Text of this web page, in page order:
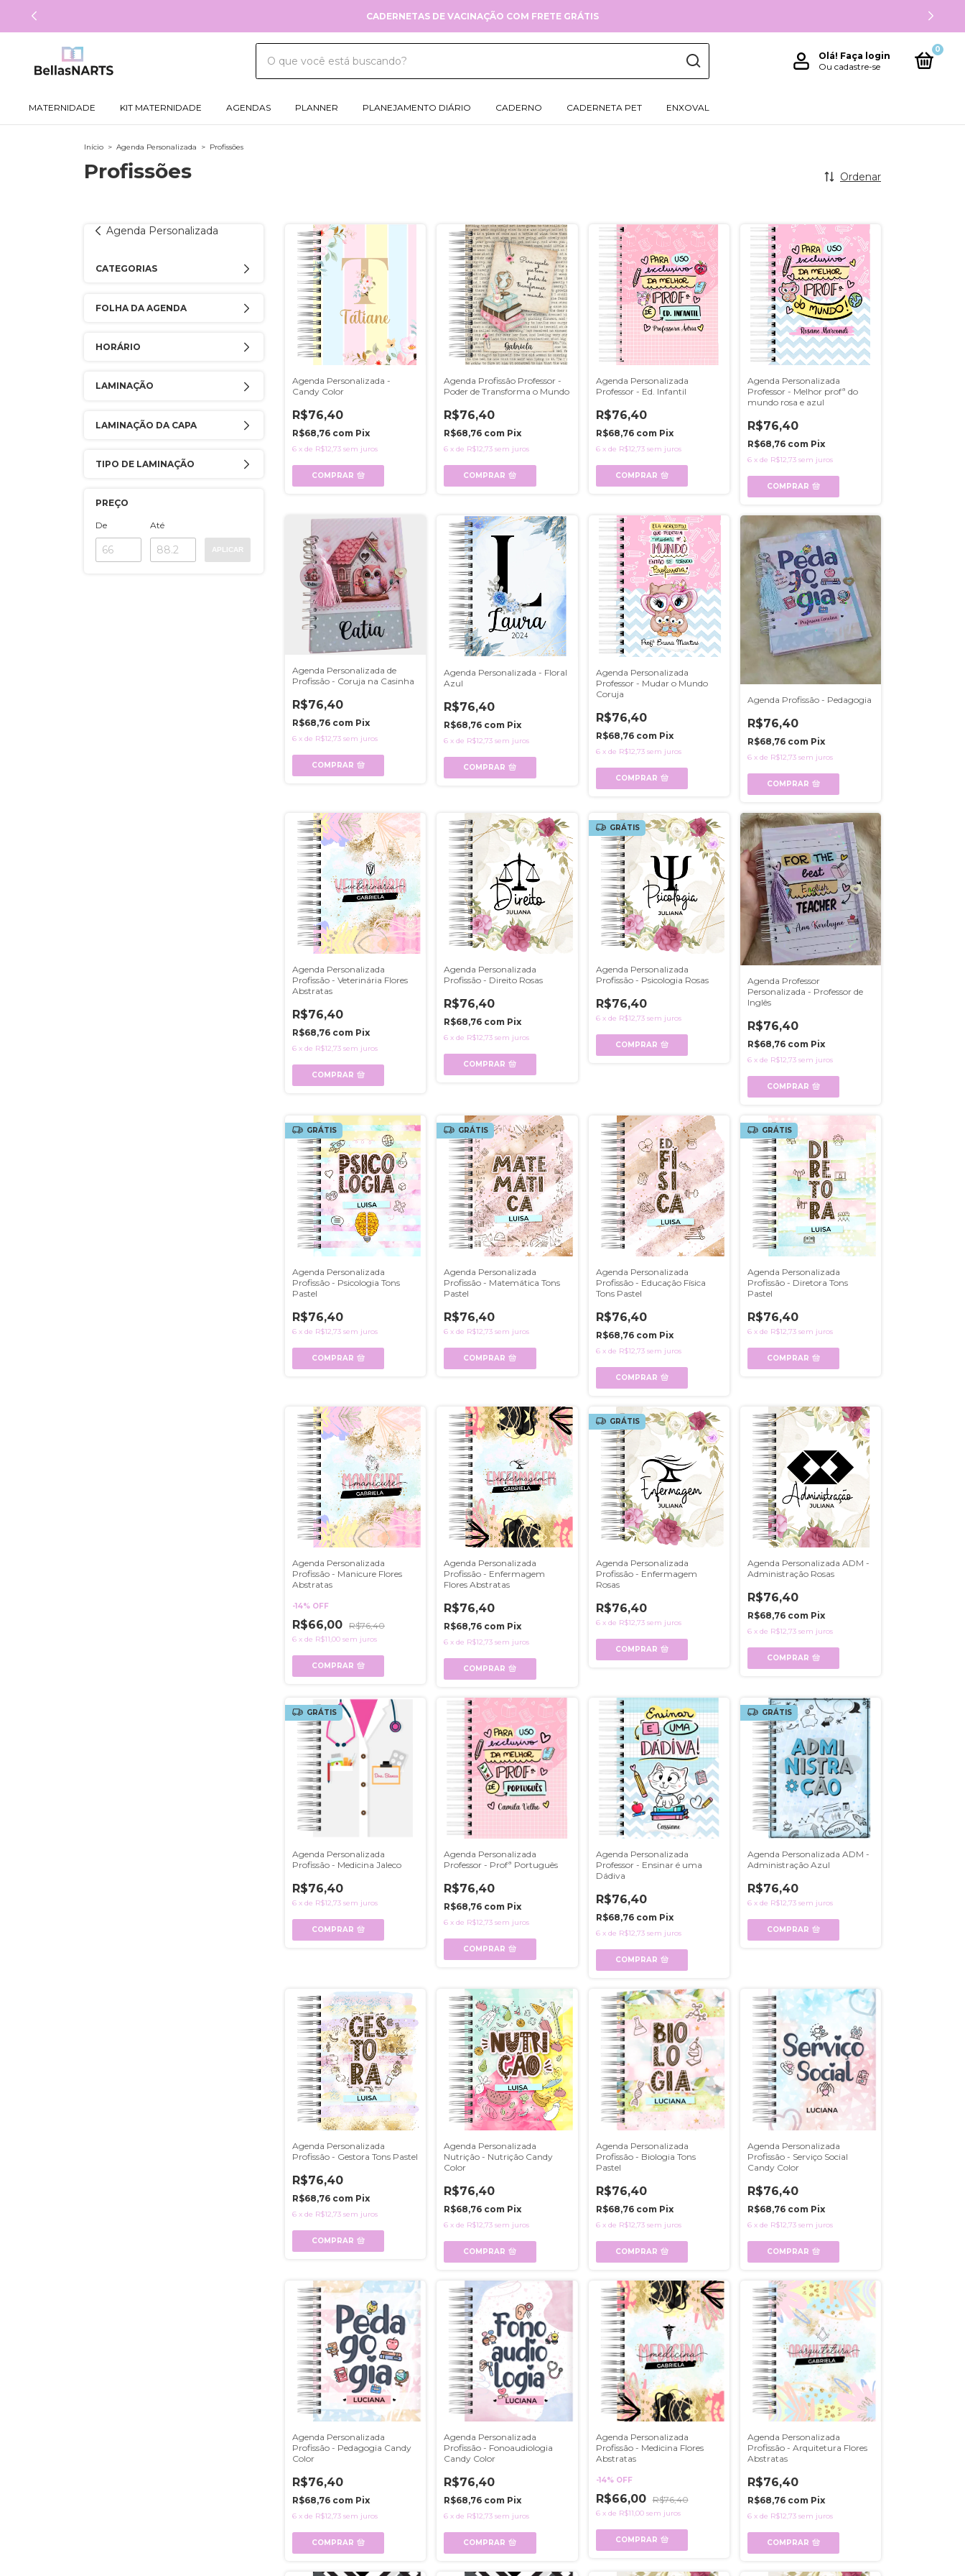
FRETE GRÁTIS NAS COMPRAS ACIMA DE R$179,00
Olá! Faça login
Ou cadastre-se
0
MATERNIDADE KIT MATERNIDADE AGENDAS PLANNER PLANEJAMENTO DIÁRIO CADERNO CADERNETA PET ENXOVAL
Início > Agenda Personalizada > Profissões
Profissões Ordenar
Agenda Personalizada
CATEGORIAS
FOLHA DA AGENDA
HORÁRIO
LAMINAÇÃO
LAMINAÇÃO DA CAPA
TIPO DE LAMINAÇÃO
PREÇO
De Até
APLICAR
Agenda Personalizada -
Candy Color
R$76,40
R$68,76 com Pix
6 x de R$12,73 sem juros
COMPRAR
Agenda Profissão Professor -
Poder de Transforma o Mundo
R$76,40
R$68,76 com Pix
6 xde R$12,73 sem juros
COMPRAR
Agenda Personalizada
Professor - Ed. Infantil
R$76,40
R$68,76 com Pix
6 x de R$12,73 sem juros
COMPRAR
Agenda Personalizada
Professor - Melhor profª do
mundo rosa e azul
R$76,40
R$68,76 com Pix
6 x de R$12,73 sem juros
COMPRAR
Agenda Personalizada de
Profissão - Coruja na Casinha
R$76,40
R$68,76 com Pix
6 x de R$12,73 sem juros
COMPRAR
Agenda Personalizada - Floral
Azul
R$76,40
R$68,76 com Pix
6 xde R$12,73 sem juros
COMPRAR
Agenda Personalizada
Professor - Mudar o Mundo
Coruja
R$76,40
R$68,76 com Pix
6 x de R$12,73 sem juros
COMPRAR
Agenda Profissão - Pedagogia
R$76,40
R$68,76 com Pix
6 x de R$12,73 sem juros
COMPRAR
Agenda Personalizada
Profissão - Veterinária Flores
Abstratas
R$76,40
R$68,76 com Pix
6 x de R$12,73 sem juros
COMPRAR
Agenda Personalizada
Profissão - Direito Rosas
R$76,40
R$68,76 com Pix
6 xde R$12,73 sem juros
COMPRAR
GRÁTIS
Agenda Personalizada
Profissão - Psicologia Rosas
R$76,40
6 x de R$12,73 sem juros
COMPRAR
Agenda Professor
Personalizada - Professor de
Inglês
R$76,40
R$68,76 com Pix
6 x de R$12,73 sem juros
COMPRAR
GRÁTIS
Agenda Personalizada
Profissão - Psicologia Tons
Pastel
R$76,40
6 x de R$12,73 sem juros
COMPRAR
GRÁTIS
Agenda Personalizada
Profissão - Matemática Tons
Pastel
R$76,40
6 xde R$12,73 sem juros
COMPRAR
Agenda Personalizada
Profissão - Educação Física
Tons Pastel
R$76,40
R$68,76 com Pix
6 x de R$12,73 sem juros
COMPRAR
GRÁTIS
Agenda Personalizada
Profissão - Diretora Tons
Pastel
R$76,40
6 x de R$12,73 sem juros
COMPRAR
Agenda Personalizada
Profissão - Manicure Flores
Abstratas
-14% OFF
R$66,00 R$76,40
6 x de R$11,00 sem juros
COMPRAR
Agenda Personalizada
Profissão - Enfermagem
Flores Abstratas
R$76,40
R$68,76 com Pix
6 xde R$12,73 sem juros
COMPRAR
GRÁTIS
Agenda Personalizada
Profissão - Enfermagem
Rosas
R$76,40
6 x de R$12,73 sem juros
COMPRAR
Agenda Personalizada ADM -
Administração Rosas
R$76,40
R$68,76 com Pix
6 x de R$12,73 sem juros
COMPRAR
GRÁTIS
Agenda Personalizada
Profissão - Medicina Jaleco
R$76,40
6 x de R$12,73 sem juros
COMPRAR
Agenda Personalizada
Professor - Profª Português
R$76,40
R$68,76 com Pix
6 xde R$12,73 sem juros
COMPRAR
Agenda Personalizada
Professor - Ensinar é uma
Dádiva
R$76,40
R$68,76 com Pix
6 x de R$12,73 sem juros
COMPRAR
GRÁTIS
Agenda Personalizada ADM -
Administração Azul
R$76,40
6 x de R$12,73 sem juros
COMPRAR
Agenda Personalizada
Profissão - Gestora Tons Pastel
R$76,40
R$68,76 com Pix
6 x de R$12,73 sem juros
COMPRAR
Agenda Personalizada
Nutrição - Nutrição Candy
Color
R$76,40
R$68,76 com Pix
6 xde R$12,73 sem juros
COMPRAR
Agenda Personalizada
Profissão - Biologia Tons
Pastel
R$76,40
R$68,76 com Pix
6 x de R$12,73 sem juros
COMPRAR
Agenda Personalizada
Profissão - Serviço Social
Candy Color
R$76,40
R$68,76 com Pix
6 x de R$12,73 sem juros
COMPRAR
Agenda Personalizada
Profissão - Pedagogia Candy
Color
R$76,40
R$68,76 com Pix
6 x de R$12,73 sem juros
COMPRAR
Agenda Personalizada
Profissão - Fonoaudiologia
Candy Color
R$76,40
R$68,76 com Pix
6 xde R$12,73 sem juros
COMPRAR
Agenda Personalizada
Profissão - Medicina Flores
Abstratas
-14% OFF
R$66,00 R$76,40
6 x de R$11,00 sem juros
COMPRAR
Agenda Personalizada
Profissão - Arquitetura Flores
Abstratas
R$76,40
R$68,76 com Pix
6 x de R$12,73 sem juros
COMPRAR